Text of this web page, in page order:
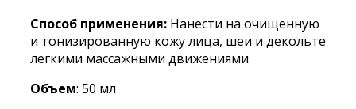
Способ применения: Нанести на очищенную
и тонизированную кожу лица, шеи и декольте
легкими массажными движениями.
Объем: 50 мл